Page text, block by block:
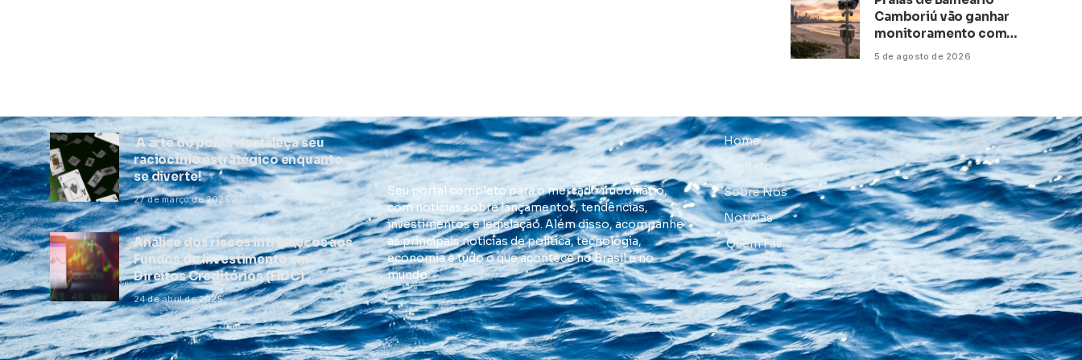
Camboriú vão ganhar
monitoramento com
inteligência artificial
5 de agosto de 2026
A arte do poker: fortaleça seu
raciocínio estratégico enquanto
se diverte!
27 de março de 2025
Análise dos riscos intrínsecos aos
Fundos de Investimento em
Direitos Creditórios (FIDC)
24 de abril de 2025
Seu portal completo para o mercado imobiliário,
com notícias sobre lançamentos, tendências,
investimentos e legislação. Além disso, acompanhe
as principais notícias de política, tecnologia,
economia e tudo o que acontece no Brasil e no
mundo.
Home
Contato
Sobre Nós
Notícias
Quem Faz